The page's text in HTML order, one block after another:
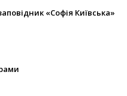
«Софія Київська»